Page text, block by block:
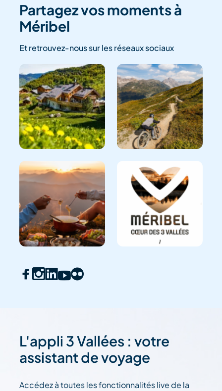
Partagez vos moments à
Méribel
Et retrouvez-nous sur les réseaux sociaux
L'appli 3 Vallées : votre
assistant de voyage
Accédez à toutes les fonctionnalités live de la